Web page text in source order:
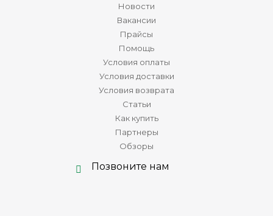
Новости
Вакансии
Прайсы
Помощь
Условия оплаты
Условия доставки
Условия возврата
Статьи
Как купить
Партнеры
Обзоры
Позвоните нам